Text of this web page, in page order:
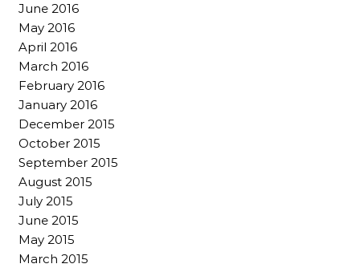
June 2016
May 2016
April 2016
March 2016
February 2016
January 2016
December 2015
October 2015
September 2015
August 2015
July 2015
June 2015
May 2015
March 2015